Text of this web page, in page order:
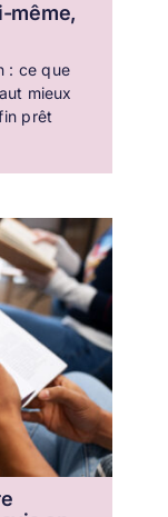
même,
: ce que
mieux
prêt